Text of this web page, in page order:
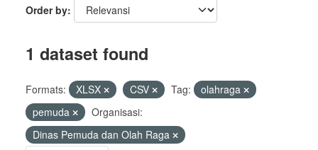
Order by
1 dataset found
Formats: XLSX CSV Tag:
olahraga
pemuda
Organisasi:
Dinas Pemuda dan Olah Raga